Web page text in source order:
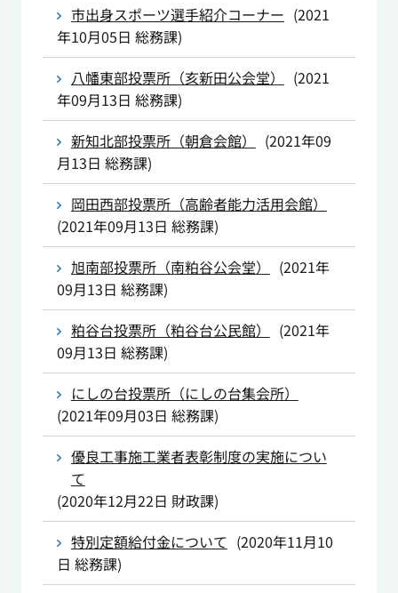
市出身スポーツ選手紹介コーナー (2021
年10月05日 総務課)
八幡東部投票所（亥新田公会堂）
(2021
年09月13日 総務課)
新知北部投票所（朝倉会館）
(2021年09
月13日 総務課)
岡田西部投票所（高齢者能力活用会館）
(2021年09月13日 総務課)
旭南部投票所（南粕谷公会堂）
(2021年
09月13日 総務課)
粕谷台投票所（粕谷台公民館）
(2021年
09月13日 総務課)
にしの台投票所（にしの台集会所）
(2021年09月03日 総務課)
優良工事施工業者表彰制度の実施につい
て
(2020年12月22日 財政課)
特別定額給付金について (2020年11月10
日 総務課)